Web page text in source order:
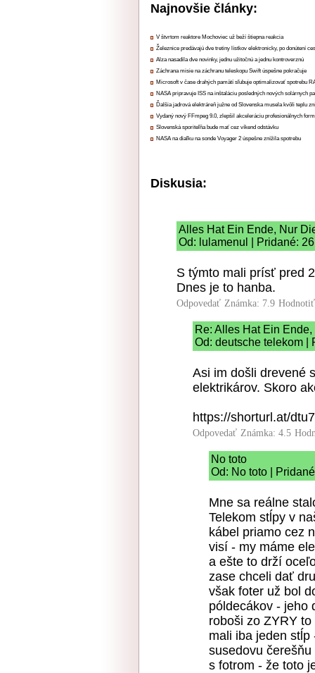
Najnovšie články:
V štvrtom reaktore Mochoviec už beží štiepna reakcia
Železnice predávajú dve tretiny lístkov elektronicky, po donútení
Alza nasadila dve novinky, jednu užitočnú a jednu kontroverznú
Záchrana misie na záchranu teleskopu Swift úspešne pokračuje
Microsoft v čase drahých pamätí sľubuje optimalizovať spotrebu
NASA pripravuje ISS na inštaláciu posledných nových solárnych
Ďalšia jadrová elektráreň južne od Slovenska musela kvôli teplu
Vydaný nový FFmpeg 9.0, zlepšil akceleráciu profesionálnych
Slovenská sporiteľňa bude mať cez víkend odstávku
NASA na diaľku na sonde Voyager 2 úspešne znížila spotrebu
Diskusia:
Alles Hat Ein Ende, Nur
Od: lulamenul | Pridané:
S týmto mali prísť pred
Dnes je to hanba.
Odpovedať Známka: 7.9
Re: Alles Hat Ein
Od: deutsche telekom |
Asi im došli drevené
elektrikárov. Skoro
https://shorturl.at/
Odpovedať Známka: 4.5
No toto
Od: No toto |
Mne sa reálne
Telekom stĺpy v
kábel priamo cez
visí - my máme
a ešte to drží
zase chceli dať
však foter už bol
póldecákov - jeho
roboši zo ZYRY
mali iba jeden
susedovu
s fotrom - že toto